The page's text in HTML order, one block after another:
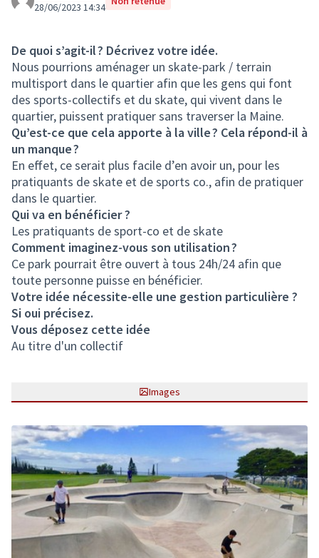
28/06/2023 14:34
De quoi s’agit-il ? Décrivez votre idée.
Nous pourrions aménager un skate-park / terrain
multisport dans le quartier afin que les gens qui font
des sports-collectifs et du skate, qui vivent dans le
quartier, puissent pratiquer sans traverser la Maine.
Qu’est-ce que cela apporte à la ville ? Cela répond-il à
un manque ?
En effet, ce serait plus facile d’en avoir un, pour les
pratiquants de skate et de sports co., afin de pratiquer
dans le quartier.
Qui va en bénéficier ?
Les pratiquants de sport-co et de skate
Comment imaginez-vous son utilisation ?
Ce park pourrait être ouvert à tous 24h/24 afin que
toute personne puisse en bénéficier.
Votre idée nécessite-elle une gestion particulière ?
Si oui précisez.
Vous déposez cette idée
Au titre d'un collectif
Images